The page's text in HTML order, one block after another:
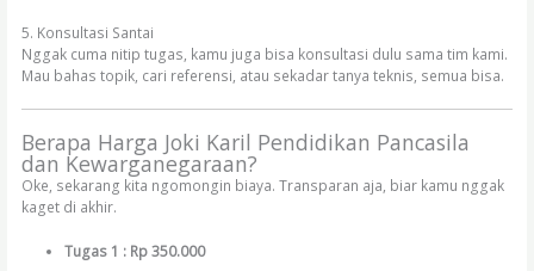
5. Konsultasi Santai
Nggak cuma nitip tugas, kamu juga bisa konsultasi dulu sama tim kami.
Mau bahas topik, cari referensi, atau sekadar tanya teknis, semua bisa.
Berapa Harga Joki Karil Pendidikan Pancasila
dan Kewarganegaraan?
Oke, sekarang kita ngomongin biaya. Transparan aja, biar kamu nggak
kaget di akhir.
Tugas 1 : Rp 350.000